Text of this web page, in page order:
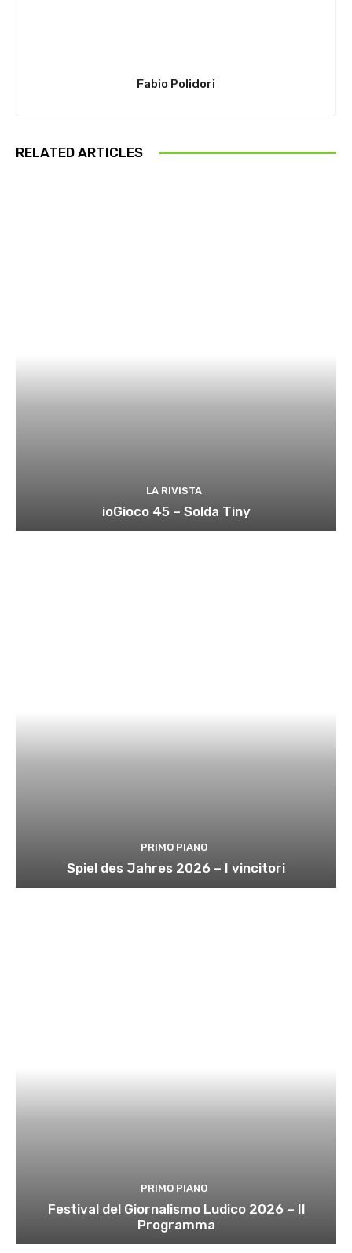
Fabio Polidori
RELATED ARTICLES
LA RIVISTA
ioGioco 45 – Solda Tiny
PRIMO PIANO
Spiel des Jahres 2026 – I vincitori
PRIMO PIANO
Festival del Giornalismo Ludico 2026 – Il
Programma